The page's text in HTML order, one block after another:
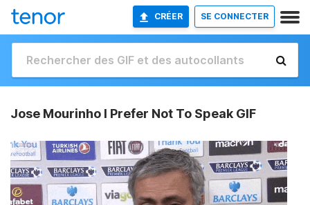
CRÉER SE CONNECTER
Jose Mourinho I Prefer Not To Speak GIF